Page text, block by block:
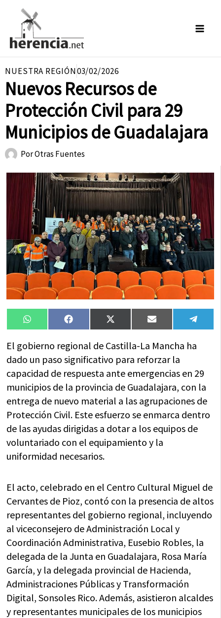
contenido
NUESTRA REGIÓN03/02/2026
Nuevos Recursos de
Protección Civil para 29
Municipios de Guadalajara
PorOtras Fuentes
Compartir
en
WhatsAppCompartir
en
FacebookCompartir
en
X
(Twitter)
Compartir
en
Email
en
El gobierno regional de Castilla-La Mancha ha
dado un paso significativo para reforzar la
capacidad de respuesta ante emergencias en 29
municipios de la provincia de Guadalajara, con la
entrega de nuevo material a las agrupaciones de
Protección Civil. Este esfuerzo se enmarca dentro
de las ayudas dirigidas a dotar a los equipos de
voluntariado con el equipamiento y la
uniformidad necesarios.
El acto, celebrado en el Centro Cultural Miguel de
Cervantes de Pioz, contó con la presencia de altos
representantes del gobierno regional, incluyendo
al viceconsejero de Administración Local y
Coordinación Administrativa, Eusebio Robles, la
delegada de la Junta en Guadalajara, Rosa María
García, y la delegada provincial de Hacienda,
Administraciones Públicas y Transformación
Digital, Sonsoles Rico. Además, asistieron alcaldes
y representantes municipales de los municipios